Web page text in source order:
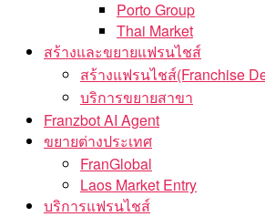
Porto Group
Thai Market
สร้างและขยายแฟรนไชส์
สร้างแฟรนไชส์(Franchise
บริการขยายสาขา
Franzbot AI Agent
ขยายต่างประเทศ
FranGlobal
Laos Market Entry
บริการแฟรนไชส์